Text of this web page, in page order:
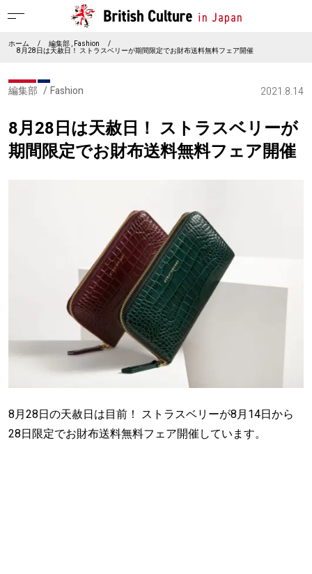
ホーム / 編集部 Fashion /
8月28日は天赦日！ ストラスベリーが期間限定でお財布送料無料フェア開催
編集部 Fashion 2021.8.14
8月28日は天赦日！ ストラスベリーが
期間限定でお財布送料無料フェア開催
8月28日の天赦日は目前！ ストラスベリーが8月14日から
28日限定でお財布送料無料フェア開催しています。